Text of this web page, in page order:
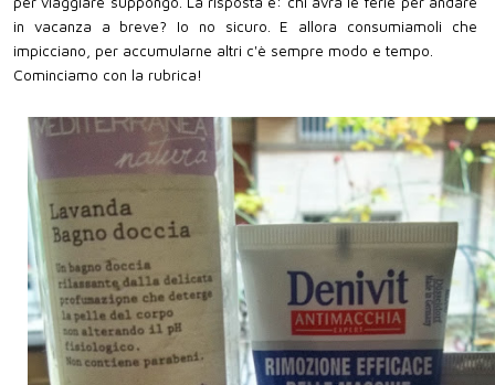
in vacanza a breve? Io no sicuro. E allora consumiamoli che
impicciano, per accumularne altri c'è sempre modo e tempo.
Cominciamo con la rubrica!